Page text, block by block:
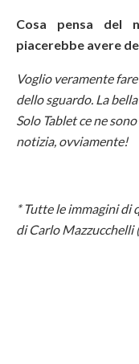
Cosa pensa del
piacerebbe avere
Voglio veramente
dello sguardo. La
Solo Tablet ce ne
notizia, ovviamente!
* Tutte le immagini di
di Carlo Mazzucchelli